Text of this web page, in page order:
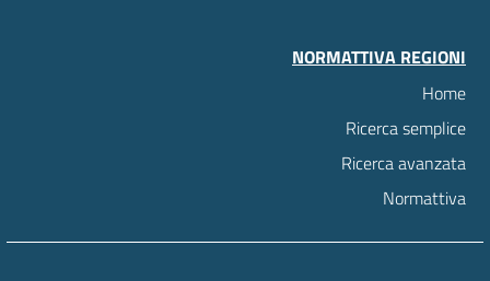
NORMATTIVA REGIONI
Home
Ricerca semplice
Ricerca avanzata
Normattiva